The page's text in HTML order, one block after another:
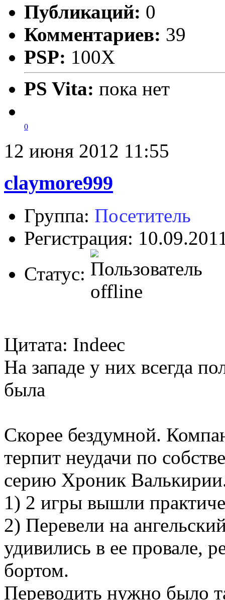
Публикаций: 0
Комментариев: 39
PSP: 100X
PS Vita: пока нет
0
12 июня 2012 11:55
claymore999
Группа: Посетитель
Регистрация:
Статус:
Цитата: Indeec
На западе у них всегда
была
Скорее бездумной.
терпит неудачи по
серию Хроник
1) 2 игры вышли
2) Перевели на
удивились в ее провале,
бортом.
Переводить нужно было